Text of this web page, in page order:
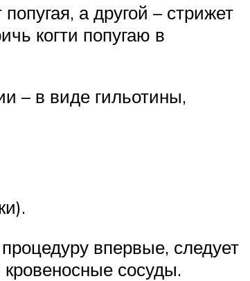
а другой – стрижет
когти попугаю в
– в виде гильотины,
впервые, следует
кровеносные сосуды.